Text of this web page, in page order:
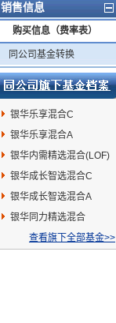
销售信息
购买信息（费率表）
同公司基金转换
银华乐享混合C
银华乐享混合A
银华内需精选混合(LOF)
银华成长智选混合C
银华成长智选混合A
银华同力精选混合
查看旗下全部基金>>